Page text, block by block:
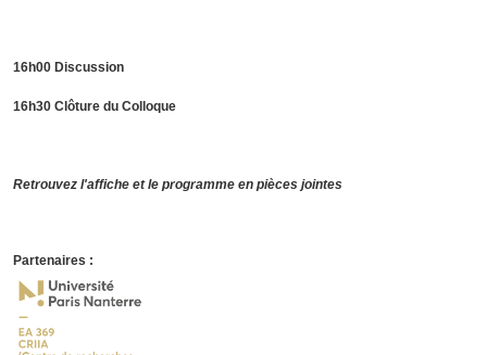
16h00 Discussion
16h30 Clôture du Colloque
Retrouvez l'affiche et le programme en pièces jointes
Partenaires :